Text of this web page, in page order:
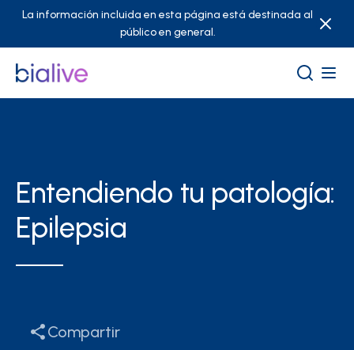
La información incluida en esta página está destinada al
público en general.
Entendiendo tu patología:
Epilepsia
Compartir